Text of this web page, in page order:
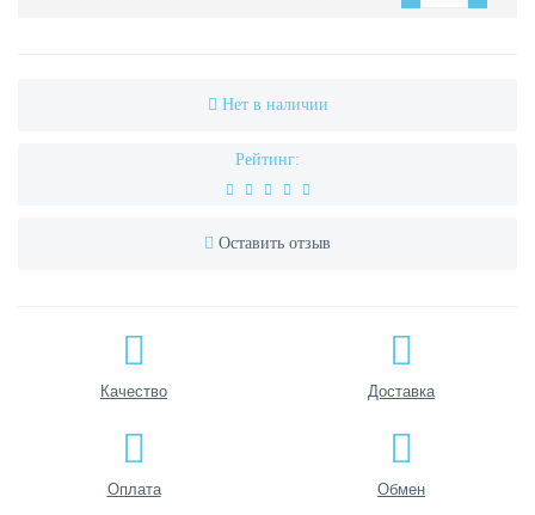
Нет в наличии
Рейтинг:
Оставить отзыв
Качество Доставка
Оплата Обмен